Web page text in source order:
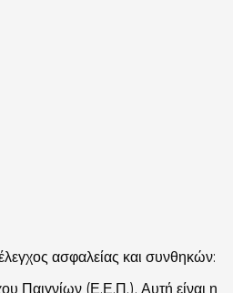
ασφαλείας και συνθηκών:
Παιγνίων (Ε.Ε.Π.). Αυτή είναι η